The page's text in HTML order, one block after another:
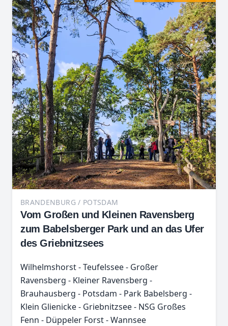
BRANDENBURG / POTSDAM
Vom Großen und Kleinen Ravensberg
zum Babelsberger Park und an das Ufer
des Griebnitzsees
Wilhelmshorst - Teufelssee - Großer
Ravensberg - Kleiner Ravensberg -
Brauhausberg - Potsdam - Park Babelsberg -
Klein Glienicke - Griebnitzsee - NSG Großes
Fenn - Düppeler Forst - Wannsee